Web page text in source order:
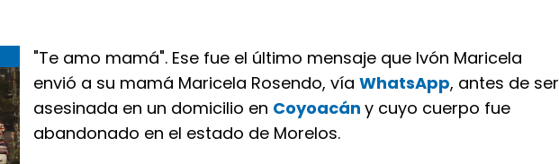
"Te amo mamá". Ese fue el último mensaje que Ivón Maricela
envió a su mamá Maricela Rosendo, vía WhatsApp, antes de ser
asesinada en un domicilio en Coyoacán y cuyo cuerpo fue
abandonado en el estado de Morelos.